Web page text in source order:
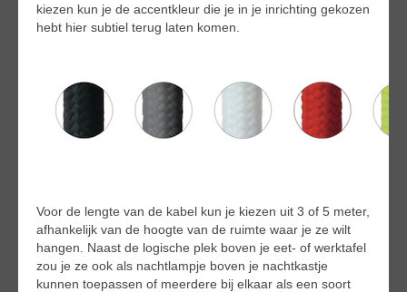
kiezen kun je de accentkleur die je in je inrichting gekozen
hebt hier subtiel terug laten komen.
Voor de lengte van de kabel kun je kiezen uit 3 of 5 meter,
afhankelijk van de hoogte van de ruimte waar je ze wilt
hangen. Naast de logische plek boven je eet- of werktafel
zou je ze ook als nachtlampje boven je nachtkastje
kunnen toepassen of meerdere bij elkaar als een soort